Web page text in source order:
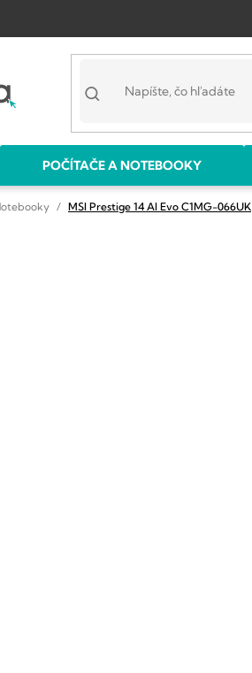
POČÍTAČE A NOTEBOOKY
Notebooky MSI Prestige 14 AI Evo C1MG-066UK